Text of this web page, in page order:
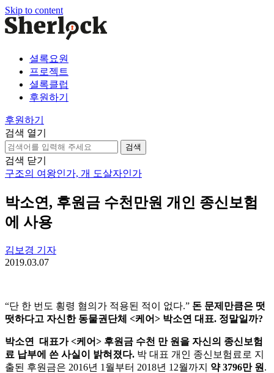
Skip to content
셜록요원
프로젝트
셜록클럽
후원하기
후원하기
검색 열기
검
색:
검색 닫기
구조의 여왕인가, 개 도살자인가
박소연, 후원금 수천만원 개인 종신보험
에 사용
김보경 기자
2019.03.07
“단 한 번도 횡령 혐의가 적용된 적이 없다.” 돈 문제만큼은 떳
떳하다고 자신한 동물권단체 <케어> 박소연 대표. 정말일까?
박소연 대표가 <케어> 후원금 수천 만 원을 자신의 종신보험
료 납부에 쓴 사실이 밝혀졌다. 박 대표 개인 종신보험료로 지
출된 후원금은 2016년 1 월부터 2018년 12월까지 약3796만 원 .